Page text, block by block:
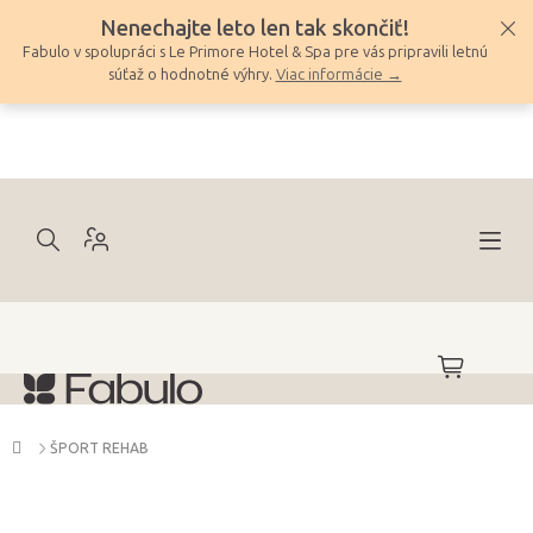
obsah
Nenechajte leto len tak skončiť!
Fabulo v spolupráci s Le Primore Hotel & Spa pre vás pripravili letnú
súťaž o hodnotné výhry. Viac informácie →
NÁKUPNÝ
KOŠÍK
Domov
ŠPORT REHAB